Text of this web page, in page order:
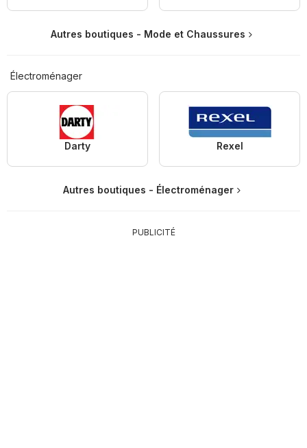
Autres boutiques - Mode et Chaussures
Électroménager
Darty Rexel
Autres boutiques - Électroménager
PUBLICITÉ